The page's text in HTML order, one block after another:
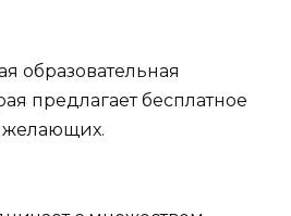
образовательная
предлагает бесплатное
желающих.